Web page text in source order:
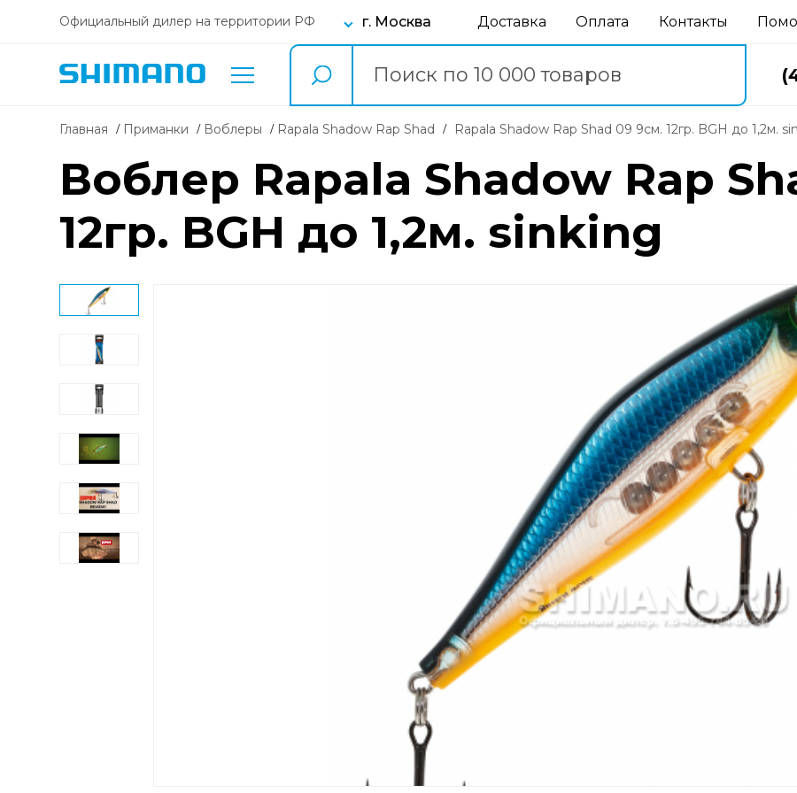
Официальный дилер на территории РФ г. Москва Доставка Оплата Контакты
Главная Приманки воблеры Rapala Shadow Rap Shad Rapala Shadow Rap Shad 09 9см. 12гр. BGH до 1,2м.
Воблер Rapala Shadow Rap
12гр. BGH до 1,2м. sinking